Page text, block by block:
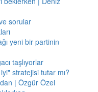
sorular
yeni bir partinin
taşlıyorlar
stratejisi tutar mı?
| Özgür Özel